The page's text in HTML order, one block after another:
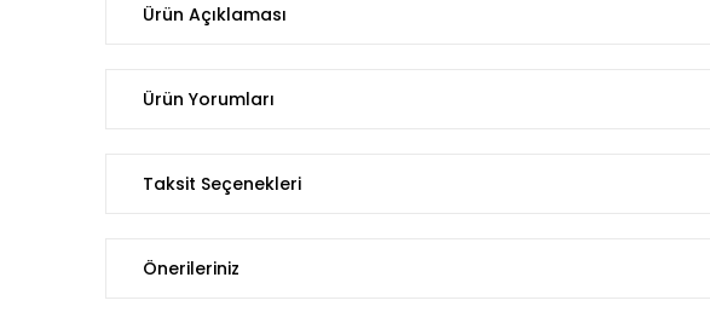
Ürün Açıklaması
Ürün Yorumları
Taksit Seçenekleri
Önerileriniz